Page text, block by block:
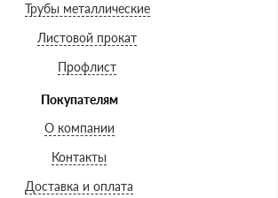
Трубы металлические
Листовой прокат
Профлист
Покупателям
О компании
Контакты
Доставка и оплата